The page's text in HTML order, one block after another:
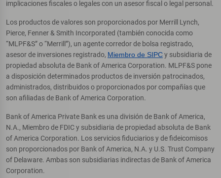
implicaciones fiscales o legales con un asesor fiscal o legal personal.
Los productos de valores son proporcionados por Merrill Lynch,
Pierce, Fenner & Smith Incorporated (también conocida como
“MLPF&S” o “Merrill”), un agente corredor de bolsa registrado,
asesor de inversiones registrado, Miembro de SIPCy subsidiaria de
propiedad absoluta de Bank of America Corporation. MLPF&S pone
a disposición determinados productos de inversión patrocinados,
administrados, distribuidos o proporcionados por compañías que
son afiliadas de Bank of America Corporation.
Bank of America Private Bank es una división de Bank of America,
N.A., Miembro de FDIC y subsidiaria de propiedad absoluta de Bank
of America Corporation. Los servicios fiduciarios y de fideicomisos
son proporcionados por Bank of America, N.A. y U.S. Trust Company
of Delaware. Ambas son subsidiarias indirectas de Bank of America
Corporation.